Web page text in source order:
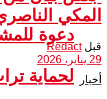
دعوة
لحماية
المكي
قبل Redact
29 يناير، 2026
أخبار